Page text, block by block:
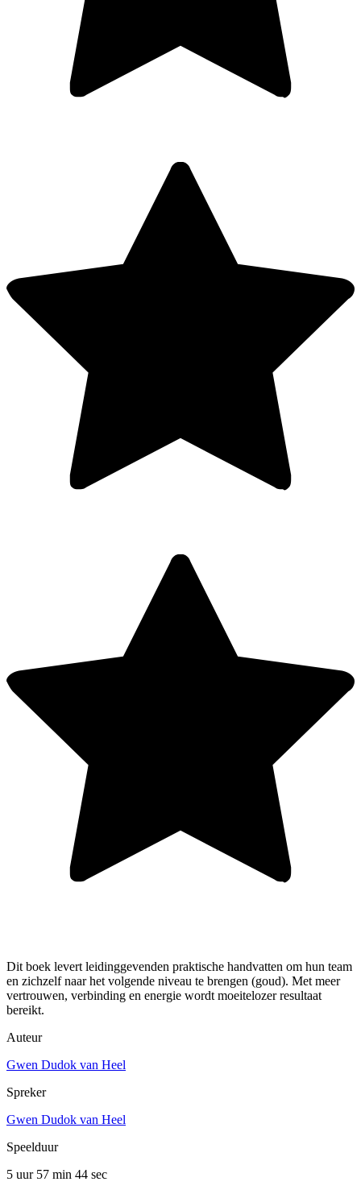
Dit boek levert leidinggevenden praktische handvatten om hun team
en zichzelf naar het volgende niveau te brengen (goud). Met meer
vertrouwen, verbinding en energie wordt moeitelozer resultaat
bereikt.
Auteur
Gwen Dudok van Heel
Spreker
Gwen Dudok van Heel
Speelduur
5 uur 57 min 44 sec